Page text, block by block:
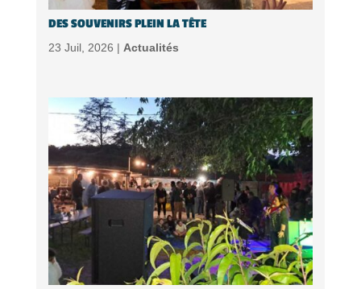
DES SOUVENIRS PLEIN LA TÊTE
23 Juil, 2026 | Actualités